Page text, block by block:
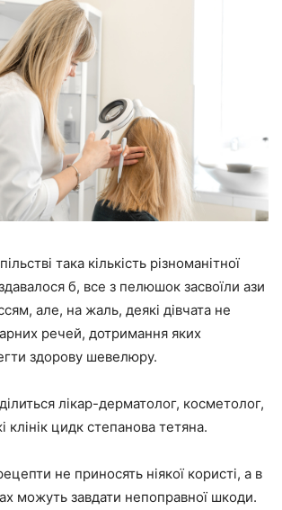
така кількість різноманітної
б, все з пелюшок засвоїли ази
але, на жаль, деякі дівчата не
речей, дотримання яких
здорову шевелюру.
лікар-дерматолог, косметолог,
цидк степанова тетяна.
не приносять ніякої користі, а в
можуть завдати непоправної шкоди.